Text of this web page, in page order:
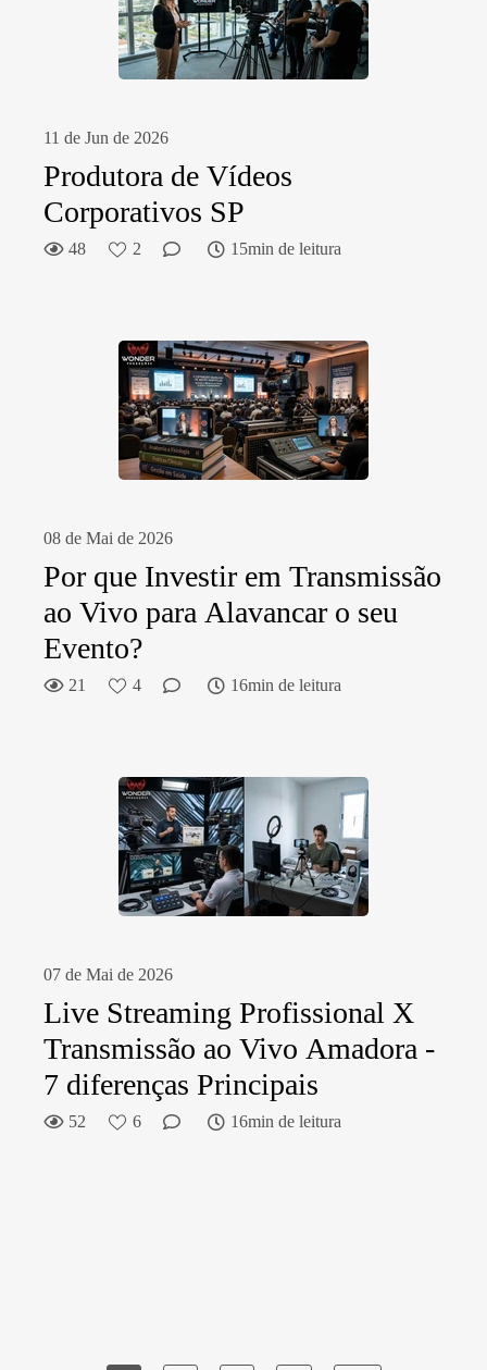
11 de Jun de 2026
Produtora de Vídeos
Corporativos SP
48 2 15min de leitura
08 de Mai de 2026
Por que Investir em Transmissão
ao Vivo para Alavancar o seu
Evento?
21 4 16min de leitura
07 de Mai de 2026
Live Streaming Profissional X
Transmissão ao Vivo Amadora -
7 diferenças Principais
52 6 16min de leitura